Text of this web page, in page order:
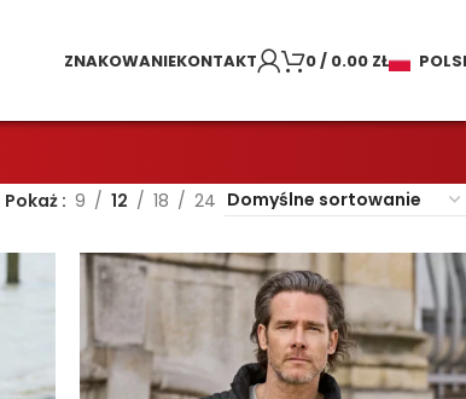
ZNAKOWANIEKONTAKT 0/ 0.00 ZŁ
Pokaż 9 12 18 24